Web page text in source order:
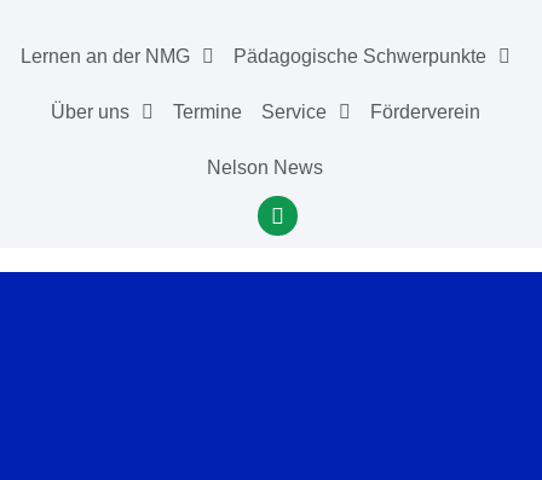
Lernen an der NMG Pädagogische Schwerpunkte
Über uns Termine Service Förderverein
Nelson News